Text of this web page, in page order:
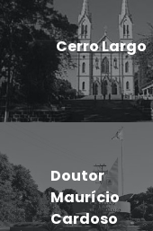
Cerro Largo
Doutor
Maurício
Cardoso